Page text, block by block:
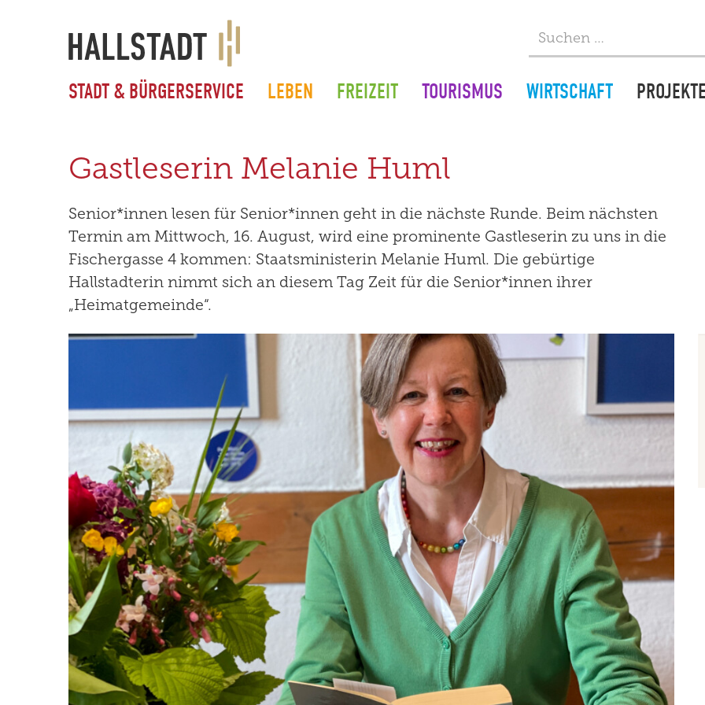
STADT & BÜRGERSERVICE LEBEN FREIZEIT TOURISMUS WIRTSCHAFT
Gastleserin Melanie Huml
Senior*innen lesen für Senior*innen geht in die nächste Runde. Beim nächsten
Termin am Mittwoch, 16. August, wird eine prominente Gastleserin zu uns in die
Fischergasse 4 kommen: Staatsministerin Melanie Huml. Die gebürtige
Hallstadterin nimmt sich an diesem Tag Zeit für die Senior*innen ihrer
„Heimatgemeinde“.